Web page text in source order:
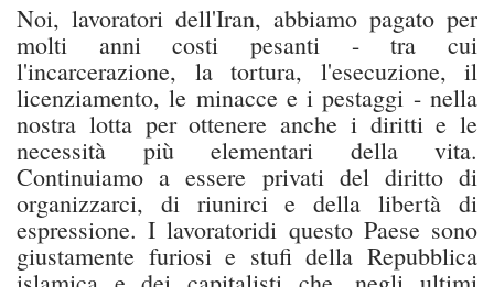
Noi, lavoratori dell'Iran, abbiamo pagato per
molti anni costi pesanti - tra cui
l'incarcerazione, la tortura, l'esecuzione, il
licenziamento, le minacce e i pestaggi - nella
nostra lotta per ottenere anche i diritti e le
necessità più elementari della vita.
Continuiamo a essere privati del diritto di
organizzarci, di riunirci e della libertà di
espressione. I lavoratoridi questo Paese sono
giustamente furiosi e stufi della Repubblica